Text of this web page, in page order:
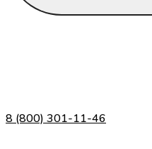
8 (800) 301-11-46